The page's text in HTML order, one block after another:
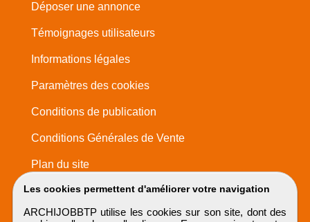
Les cookies permettent d'améliorer votre navigation
ARCHIJOBBTP utilise les cookies sur son site, dont des
Déposer une annonce
Témoignages utilisateurs
Informations légales
Paramètres des cookies
Conditions de publication
Conditions Générales de Vente
Plan du site